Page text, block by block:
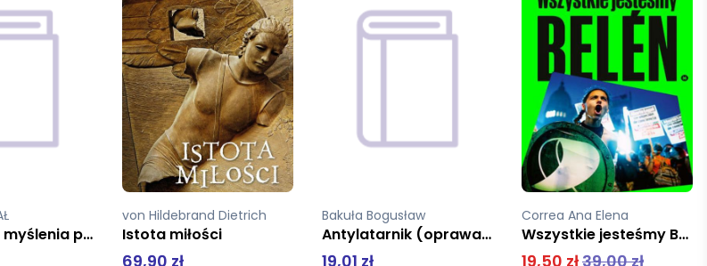
Dietrich Bakuła Bogusław
19,01 zł
Correa Ana Elena
Wszystkie jesteśmy Belen
19,50 zł
Kierkegaard Soren
Modlitwy
34,50 zł